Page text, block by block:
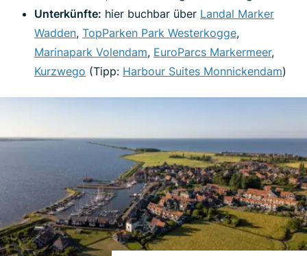
Unterkünfte: hier buchbar über Landal Marker
Wadden, TopParken Park Westerkogge,
Marinapark Volendam, EuroParcs Markermeer,
Kurzwego (Tipp: Harbour Suites Monnickendam)